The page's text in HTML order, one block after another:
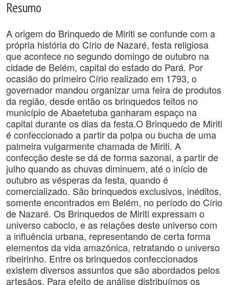
Resumo
A origem do Brinquedo de Miriti se confunde com a
própria história do Círio de Nazaré, festa religiosa
que acontece no segundo domingo de outubro na
cidade de Belém, capital do estado do Pará. Por
ocasião do primeiro Círio realizado em 1793, o
governador mandou organizar uma feira de produtos
da região, desde então os brinquedos feitos no
município de Abaetetuba ganharam espaço na
capital durante os dias da festa.O Brinquedo de Miriti
é confeccionado a partir da polpa ou bucha de uma
palmeira vulgarmente chamada de Miriti. A
confecção deste se dá de forma sazonal, a partir de
julho quando as chuvas diminuem, até o início de
outubro as vésperas da festa, quando é
comercializado. São brinquedos exclusivos, inéditos,
somente encontrados em Belém, no período do Círio
de Nazaré. Os Brinquedos de Miriti expressam o
universo caboclo, e as relações deste universo com
a influência urbana, representando de certa forma
elementos da vida amazônica, retratando o universo
ribeirinho. Entre os brinquedos confeccionados
existem diversos assuntos que são abordados pelos
artesãos. Para efeito de análise distribuímos os